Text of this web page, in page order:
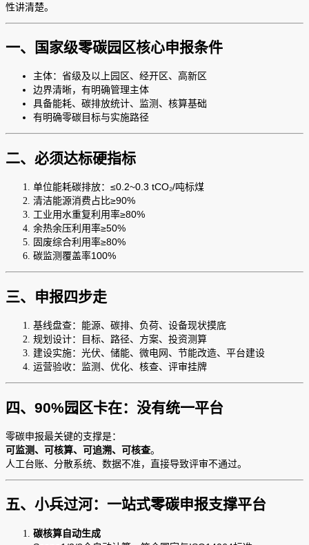
性讲清楚。
一、国家级零碳园区核心申报条件
主体：省级及以上园区、经开区、高新区
边界清晰，有明确管理主体
具备能耗、碳排放统计、监测、核算基础
有明确零碳目标与实施路径
二、必须达标硬指标
单位能耗碳排放：≤0.2~0.3 tCO₂/吨标煤
清洁能源消费占比≥90%
工业用水重复利用率≥80%
余热余压利用率≥50%
固废综合利用率≥80%
碳监测覆盖率100%
三、申报四步走
基线盘查：能源、碳排、负荷、设备现状摸底
规划设计：目标、路径、方案、投资测算
建设实施：光伏、储能、微电网、节能改造、平台建设
运营验收：监测、优化、核查、评审挂牌
四、90%园区卡在：没有统一平台
零碳申报最关键的支撑是：
可监测、可核算、可追溯、可核查。
人工台账、分散系统、数据不准，直接导致评审不通过。
五、小兵过河：一站式零碳申报支撑平台
碳核算自动生成